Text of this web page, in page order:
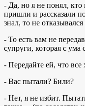
- Да, но я не понял,
пришли и рассказали
знал, то не
- То есть вам не
супруги, которая с ума
- Передайте ей, что все
- Вас пытали? Били?
- Нет, я не избит.